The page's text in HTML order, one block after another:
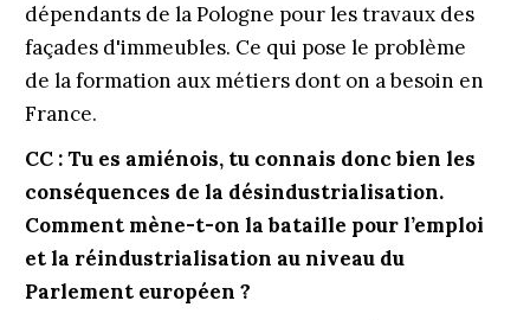
dépendants de la Pologne pour les travaux des
façades d'immeubles. Ce qui pose le problème
de la formation aux métiers dont on a besoin en
France.
CC : Tu es amiénois, tu connais donc bien les
conséquences de la désindustrialisation.
Comment mène-t-on la bataille pour l’emploi
et la réindustrialisation au niveau du
Parlement européen ?